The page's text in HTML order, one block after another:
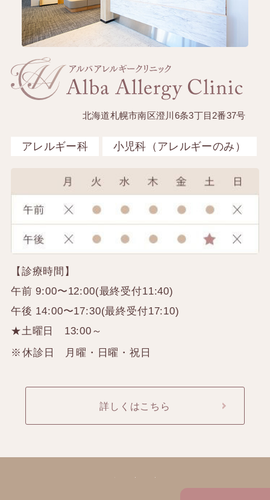
北海道札幌市南区澄川6条3丁目2番37号
アレルギー科 小児科（アレルギーのみ）
【診療時間】
午前 9:00〜12:00(最終受付11:40)
午後 14:00〜17:30(最終受付17:10)
★土曜日 13:00～
休診日 月曜・日曜・祝日
詳しくはこちら